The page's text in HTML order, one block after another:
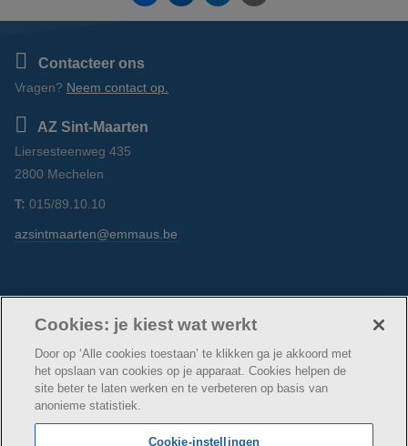
Contacteer ons
Vragen? Neem contact op.
AZ Sint-Maarten
Liersesteenweg 435
2800 Mechelen
T: 015/89.10.10
azsintmaarten@emmaus.be
© AZ Sint-Maarten
Cookie verklaring
Privacybeleid
Webtoegankelijkheidsverklaring
Cookies: je kiest wat werkt
Door op ‘Alle cookies toestaan’ te klikken ga je akkoord met
het opslaan van cookies op je apparaat. Cookies helpen de
site beter te laten werken en te verbeteren op basis van
anonieme statistiek.
Cookie-instellingen